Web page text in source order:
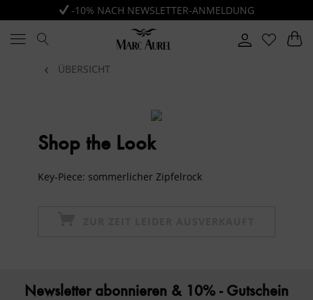
-10% NACH NEWSLETTER-ANMELDUNG
ÜBERSICHT
Shop the Look
Key-Piece: sommerlicher Zipfelrock
Newsletter abonnieren & 10% - Gutschein